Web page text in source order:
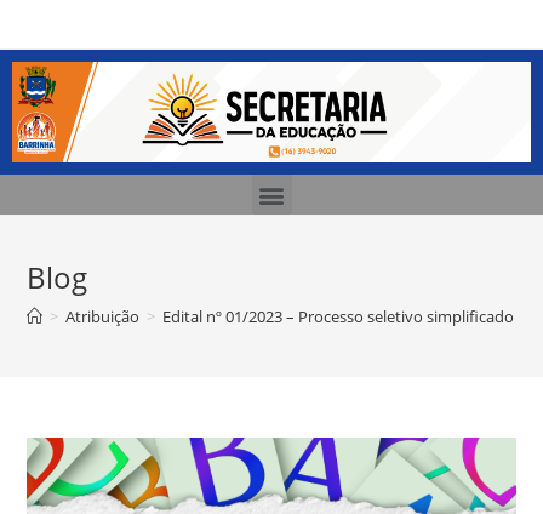
Blog
> Atribuição > Edital nº 01/2023 – Processo seletivo simplificado